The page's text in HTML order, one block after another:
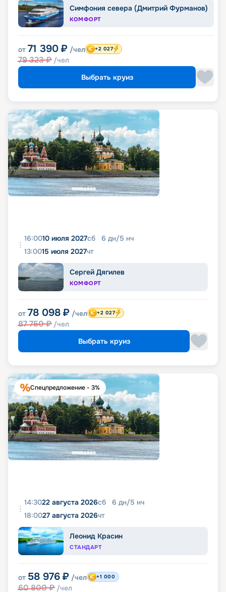
Симфония севера (Дмитрий Фурманов)
КОМФОРТ
от 71 390 ₽ /чел
79 323₽ /чел
+2 027
Выбрать круиз
16:0010 июля 2027сб 6 дн/5 нч
13:0015 июля 2027чт
Сергей Дягилев
КОМФОРТ
от 78 098 ₽ /чел
87 750₽ /чел
+2 027
Выбрать круиз
Спецпредложение - 3%
14:3022 августа 2026сб 6 дн/5 нч
18:0027 августа 2026чт
Леонид Красин
СТАНДАРТ
от 58 976 ₽ /чел
60 800₽ /чел
+1 000